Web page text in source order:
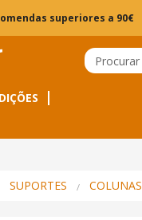
superiores a 90€
SUPORTES COLUNAS